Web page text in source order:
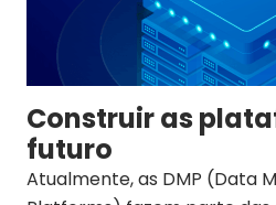
Construir as
futuro
Atualmente, as DMP (Data